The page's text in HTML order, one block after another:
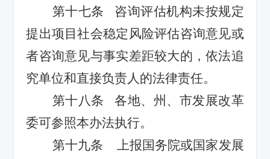
第十七条
咨询评估机构未按规定
提出项目社会稳定风险评估咨询意见或
者咨询意见与事实差距较大的，依法追
究单位和直接负责人的法律责任。
第十八条
各地、州、市发展改革
委可参照本办法执行。
第十九条
上报国务院或国家发展